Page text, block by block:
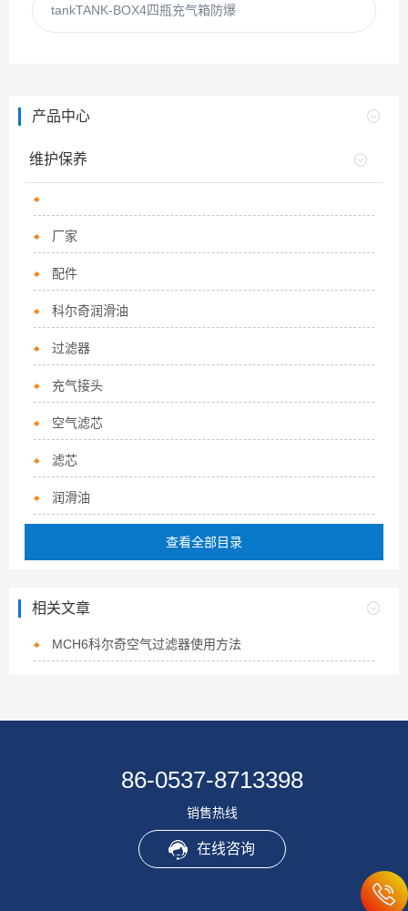
tankTANK-BOX4四瓶充气箱防爆
产品中心
维护保养
厂家
配件
科尔奇润滑油
过滤器
充气接头
空气滤芯
滤芯
润滑油
查看全部目录
相关文章
MCH6科尔奇空气过滤器使用方法
86-0537-8713398
销售热线
在线咨询